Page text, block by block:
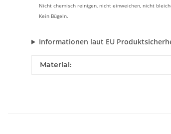
Nicht chemisch reinigen, nicht einweichen, nicht
Kein Bügeln.
Informationen laut EU
Produkteigenschaft
Wert
Material: